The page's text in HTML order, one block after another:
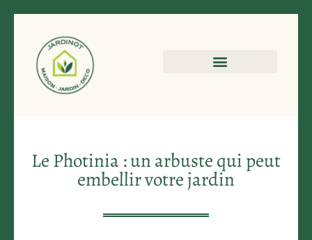
Le Photinia : un arbuste qui peut
embellir votre jardin